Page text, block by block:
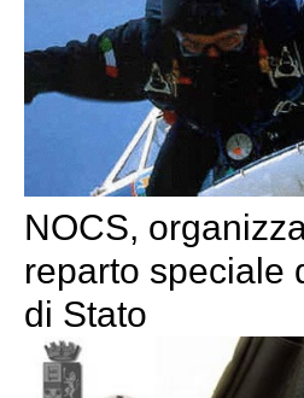
NOCS,
reparto speciale
di Stato